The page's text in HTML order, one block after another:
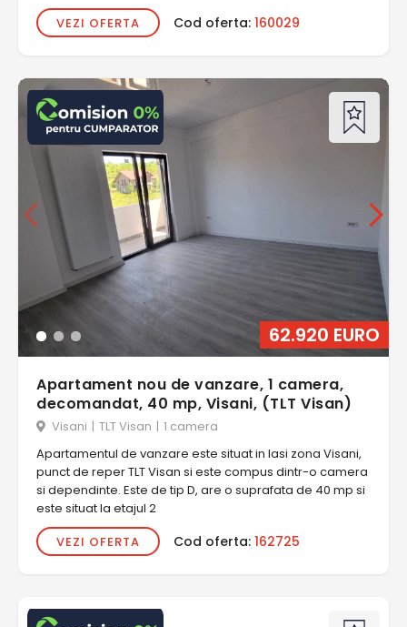
VEZI OFERTA
Cod oferta: 160029
62.920 EURO
Apartament nou de vanzare, 1 camera,
decomandat, 40 mp, Visani, (TLT Visan)
Visani | TLT Visan | 1 camera
Apartamentul de vanzare este situat in Iasi zona Visani,
punct de reper TLT Visan si este compus dintr-o camera
si dependinte. Este de tip D, are o suprafata de 40 mp si
este situat la etajul 2
VEZI OFERTA
Cod oferta: 162725